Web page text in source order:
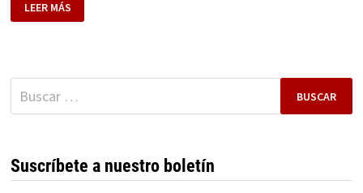
DE
FIREWALL
APROPIADO
LEER MÁS
Buscar:
Suscríbete a nuestro boletín